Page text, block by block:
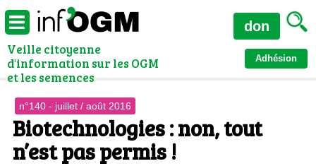
Veille citoyenne
d'information sur les OGM
et les semences
Adhésion
don
n°140 - juillet / août 2016
Biotechnologies : non, tout
n’est pas permis !